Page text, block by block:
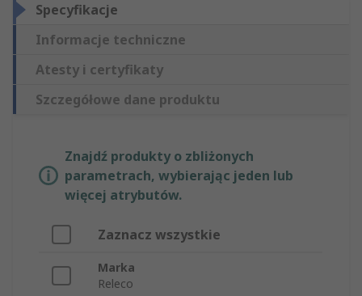
Specyfikacje
Informacje techniczne
Atesty i certyfikaty
Szczegółowe dane produktu
Znajdź produkty o zbliżonych
parametrach, wybierając jeden lub
więcej atrybutów.
Zaznacz wszystkie
Marka
Releco